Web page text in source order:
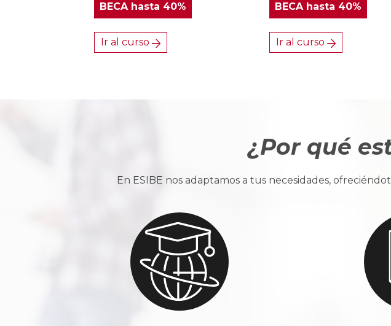
BECAhasta 40%
Ir al curso
BECAhasta 40%
Ir al curso
¿Por qué
En ESIBE nos adaptamos a tus necesidades,